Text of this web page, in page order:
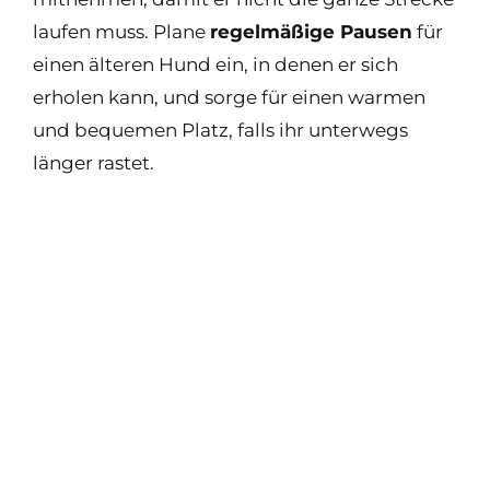
laufen muss. Plane regelmäßige Pausen für
einen älteren Hund ein, in denen er sich
erholen kann, und sorge für einen warmen
und bequemen Platz, falls ihr unterwegs
länger rastet.